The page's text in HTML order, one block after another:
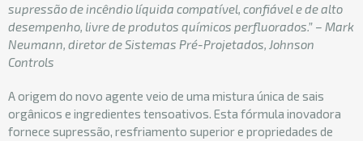
supressão de incêndio líquida compatível, confiável e de alto
desempenho, livre de produtos químicos perfluorados.” – Mark
Neumann, diretor de Sistemas Pré-Projetados, Johnson
Controls
A origem do novo agente veio de uma mistura única de sais
orgânicos e ingredientes tensoativos. Esta fórmula inovadora
fornece supressão, resfriamento superior e propriedades de